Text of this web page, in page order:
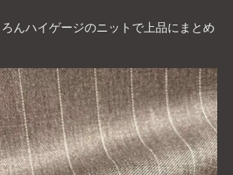
んハイゲージのニットで上品にまとめ